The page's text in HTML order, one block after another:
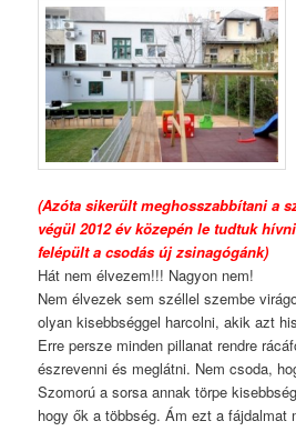
(Azóta sikerült meghosszabbítani a
végül 2012 év közepén le tudtuk
felépült a csodás új zsinagógánk)
Hát nem élvezem!!! Nagyon nem!
Nem élvezek sem széllel szembe
olyan kisebbséggel harcolni, akik azt
Erre persze minden pillanat rendre
észrevenni és meglátni. Nem csoda,
Szomorú a sorsa annak törpe
hogy ők a többség. Ám ezt a fájdalmat